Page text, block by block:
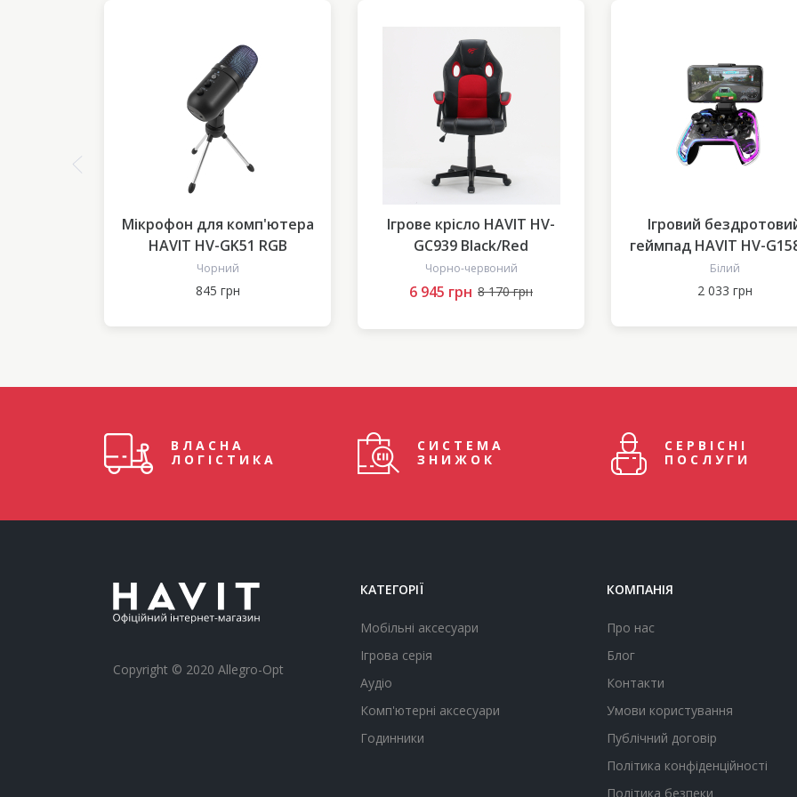
Мікрофон для комп'ютера
HAVIT HV-GK51 RGB
Чорний
845 грн
Ігрове крісло HAVIT HV-
GC939 Black/Red
Чорно-червоний
6 945 грн 8 170 грн
Ігровий
геймпад HAVIT HV-
PRO RGB
Білий
2 033 грн
ВЛАСНА
ЛОГІСТИКА
СИСТЕМА
ЗНИЖОК
СЕРВІСНІ
ПОСЛУГИ
Copyright © 2020 Allegro-Opt
КАТЕГОРІЇ
Мобільні аксесуари
Ігрова серія
Аудіо
Комп'ютерні аксесуари
Годинники
КОМПАНІЯ
Про нас
Блог
Контакти
Умови користування
Публічний договір
Політика конфіденційності
Політика безпеки